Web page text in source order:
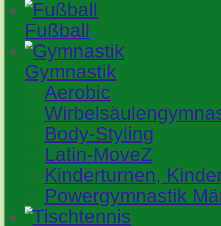
Fußball
Gymnastik
Aerobic
Body-Styling
Latin-MoveZ
Kinderturnen,
Powergymnastik